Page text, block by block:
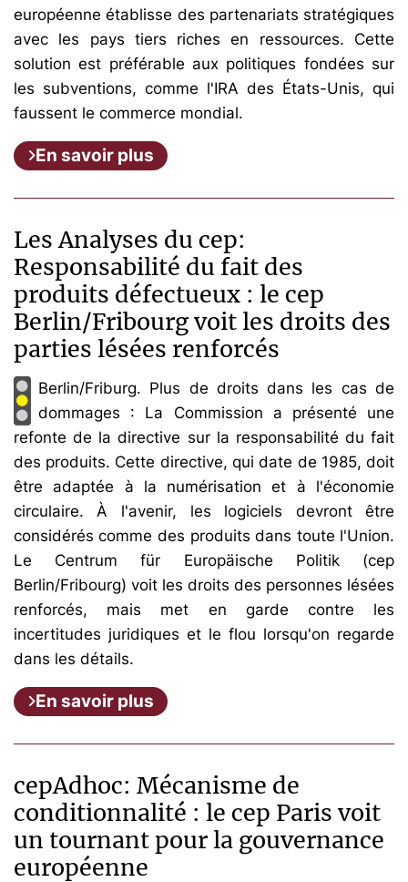
européenne établisse des partenariats stratégiques
avec les pays tiers riches en ressources. Cette
solution est préférable aux politiques fondées sur
les subventions, comme l'IRA des États-Unis, qui
faussent le commerce mondial.
En savoir plus
Les Analyses du cep:
Responsabilité du fait des
produits défectueux : le cep
Berlin/Fribourg voit les droits des
parties lésées renforcés
Berlin/Friburg. Plus de droits dans les cas de
dommages : La Commission a présenté une
refonte de la directive sur la responsabilité du fait
des produits. Cette directive, qui date de 1985, doit
être adaptée à la numérisation et à l'économie
circulaire. À l'avenir, les logiciels devront être
considérés comme des produits dans toute l'Union.
Le Centrum für Europäische Politik (cep
Berlin/Fribourg) voit les droits des personnes lésées
renforcés, mais met en garde contre les
incertitudes juridiques et le flou lorsqu'on regarde
dans les détails.
En savoir plus
cepAdhoc: Mécanisme de
conditionnalité : le cep Paris voit
un tournant pour la gouvernance
européenne